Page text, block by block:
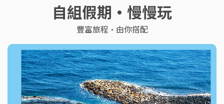
自組假期·慢慢玩
豐富旅程·由你搭配